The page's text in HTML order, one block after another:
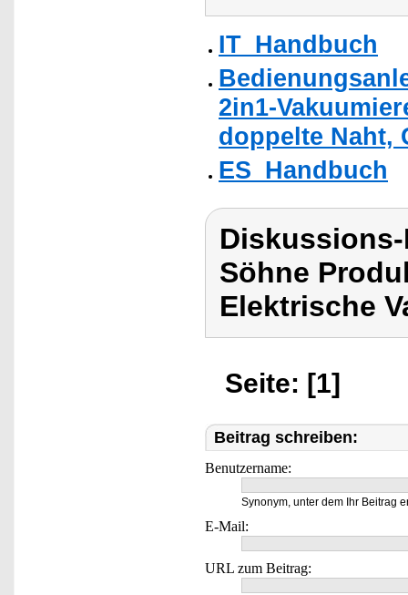
IT_Handbuch
2in1-
doppelte Naht,
ES_Handbuch
Söhne
Elektrische
Seite: [1]
Beitrag schreiben:
Benutzername:
Synonym, unter dem Ihr Beitrag
E-Mail:
URL zum Beitrag: